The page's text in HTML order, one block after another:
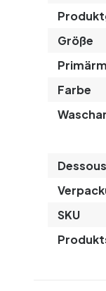
Größe
Farbe
SKU